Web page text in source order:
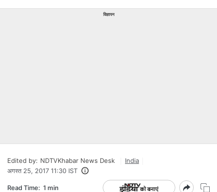
विज्ञापन
Edited by: NDTVKhabar News Desk
India
अगस्त 25, 2017 11:30 IST
Read Time: 1 min